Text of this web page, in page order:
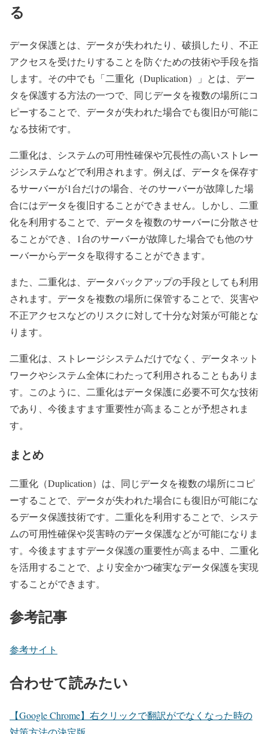
る
データ保護とは、データが失われたり、破損したり、不正
アクセスを受けたりすることを防ぐための技術や手段を指
します。その中でも「二重化（Duplication）」とは、デー
タを保護する方法の一つで、同じデータを複数の場所にコ
ピーすることで、データが失われた場合でも復旧が可能に
なる技術です。
二重化は、システムの可用性確保や冗長性の高いストレー
ジシステムなどで利用されます。例えば、データを保存す
るサーバーが1台だけの場合、そのサーバーが故障した場
合にはデータを復旧することができません。しかし、二重
化を利用することで、データを複数のサーバーに分散させ
ることができ、1台のサーバーが故障した場合でも他のサ
ーバーからデータを取得することができます。
また、二重化は、データバックアップの手段としても利用
されます。データを複数の場所に保管することで、災害や
不正アクセスなどのリスクに対して十分な対策が可能とな
ります。
二重化は、ストレージシステムだけでなく、データネット
ワークやシステム全体にわたって利用されることもありま
す。このように、二重化はデータ保護に必要不可欠な技術
であり、今後ますます重要性が高まることが予想されま
す。
まとめ
二重化（Duplication）は、同じデータを複数の場所にコピ
ーすることで、データが失われた場合にも復旧が可能にな
るデータ保護技術です。二重化を利用することで、システ
ムの可用性確保や災害時のデータ保護などが可能になりま
す。今後ますますデータ保護の重要性が高まる中、二重化
を活用することで、より安全かつ確実なデータ保護を実現
することができます。
参考記事
参考サイト
合わせて読みたい
【Google Chrome】右クリックで翻訳がでなくなった時の